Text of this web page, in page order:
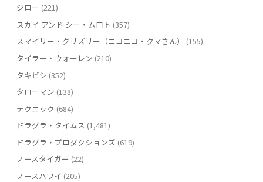
ジロー (221)
スカイ アンド シー・ムロト (357)
スマイリー・グリズリー（ニコニコ・クマさん）
(155)
タイラー・ウォーレン (210)
タキビシ (352)
タローマン (138)
テクニック (684)
ドラグラ・タイムス (1,481)
ドラグラ・プロダクションズ (619)
ノースタイガー (22)
ノースハワイ (205)